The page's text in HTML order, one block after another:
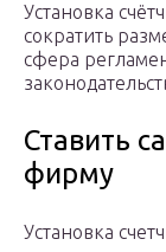
Установка
сократить
сфера
Ставить
фирму
Установка